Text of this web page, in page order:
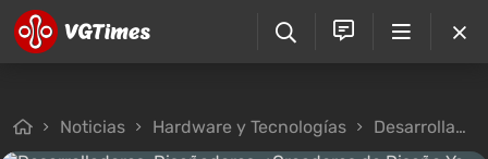
Noticias Hardware y Tecnologías Desarrolladores, Diseñadores, ¿Creadores de Diseño Ya No Necesarios? Google Muestra que la IA Crea un Sitio Soñado en 25 Minutos